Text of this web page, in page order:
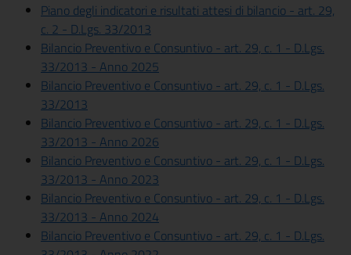
Piano degli indicatori e risultati attesi di bilancio - art. 29,
c. 2 - D.Lgs. 33/2013
Bilancio Preventivo e Consuntivo - art. 29, c. 1 - D.Lgs.
33/2013 - Anno 2025
Bilancio Preventivo e Consuntivo - art. 29, c. 1 - D.Lgs.
33/2013
Bilancio Preventivo e Consuntivo - art. 29, c. 1 - D.Lgs.
33/2013 - Anno 2026
Bilancio Preventivo e Consuntivo - art. 29, c. 1 - D.Lgs.
33/2013 - Anno 2023
Bilancio Preventivo e Consuntivo - art. 29, c. 1 - D.Lgs.
33/2013 - Anno 2024
Bilancio Preventivo e Consuntivo - art. 29, c. 1 - D.Lgs.